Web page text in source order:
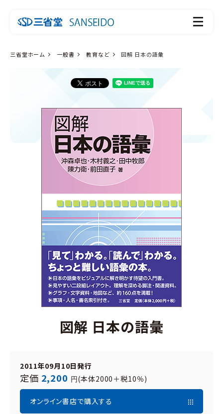
三省堂ホーム 一般書 教育など 図解 日本の語彙
図解 日本の語彙
2011年09月10日発行
定価 2,200 円(本体2000＋税10％)
オンライン書店で購入する